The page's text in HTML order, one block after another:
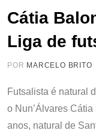
Cátia
Liga de
POR MARCELO BRITO
Futsalista é natural
o Nun’Álvares
anos, natural de